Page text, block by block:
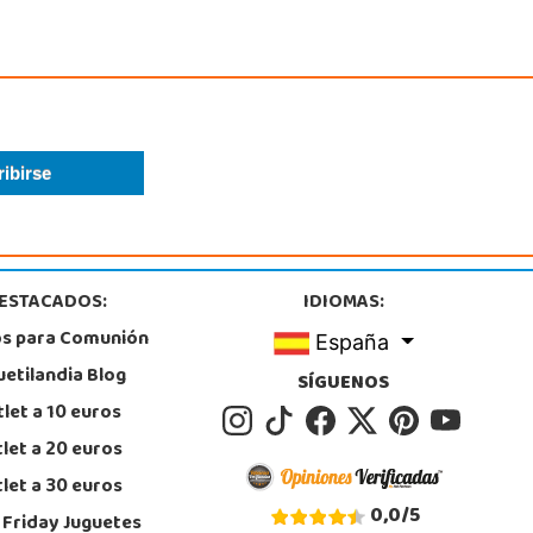
Juguetilandia San Juan
San Juan
Tienda
para Comunión
Blog
a 10 euros
a 20 euros
a 30 euros
Juguetes
IDIOMAS:
España
SÍGUENOS
0,0/5